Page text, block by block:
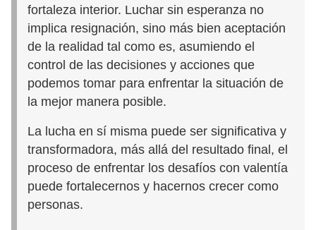
fortaleza interior. Luchar sin esperanza no
implica resignación, sino más bien aceptación
de la realidad tal como es, asumiendo el
control de las decisiones y acciones que
podemos tomar para enfrentar la situación de
la mejor manera posible.
La lucha en sí misma puede ser significativa y
transformadora, más allá del resultado final, el
proceso de enfrentar los desafíos con valentía
puede fortalecernos y hacernos crecer como
personas.